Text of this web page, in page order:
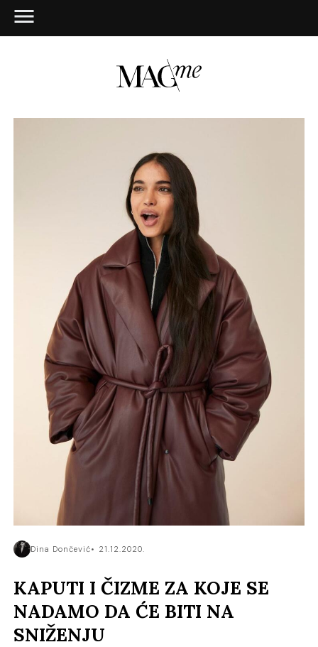
Dina Dončević 21.12.2020.
KAPUTI I ČIZME ZA KOJE SE
NADAMO DA ĆE BITI NA
SNIŽENJU